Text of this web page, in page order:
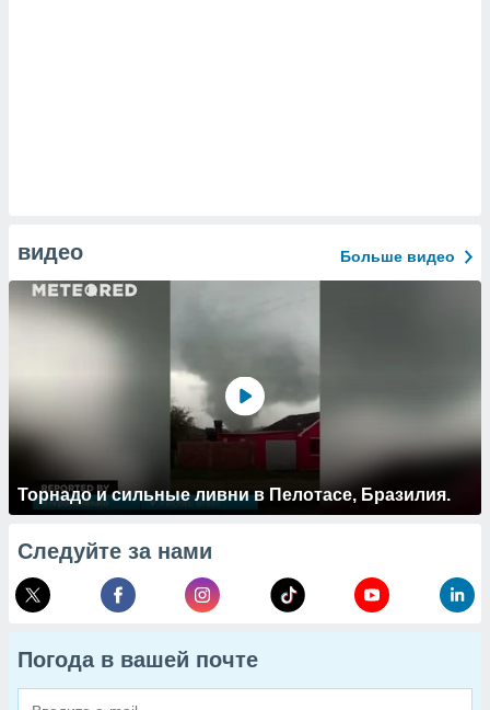
видео Больше видео
Торнадо и сильные ливни в Пелотасе, Бразилия.
Следуйте за нами
Погода в вашей почте